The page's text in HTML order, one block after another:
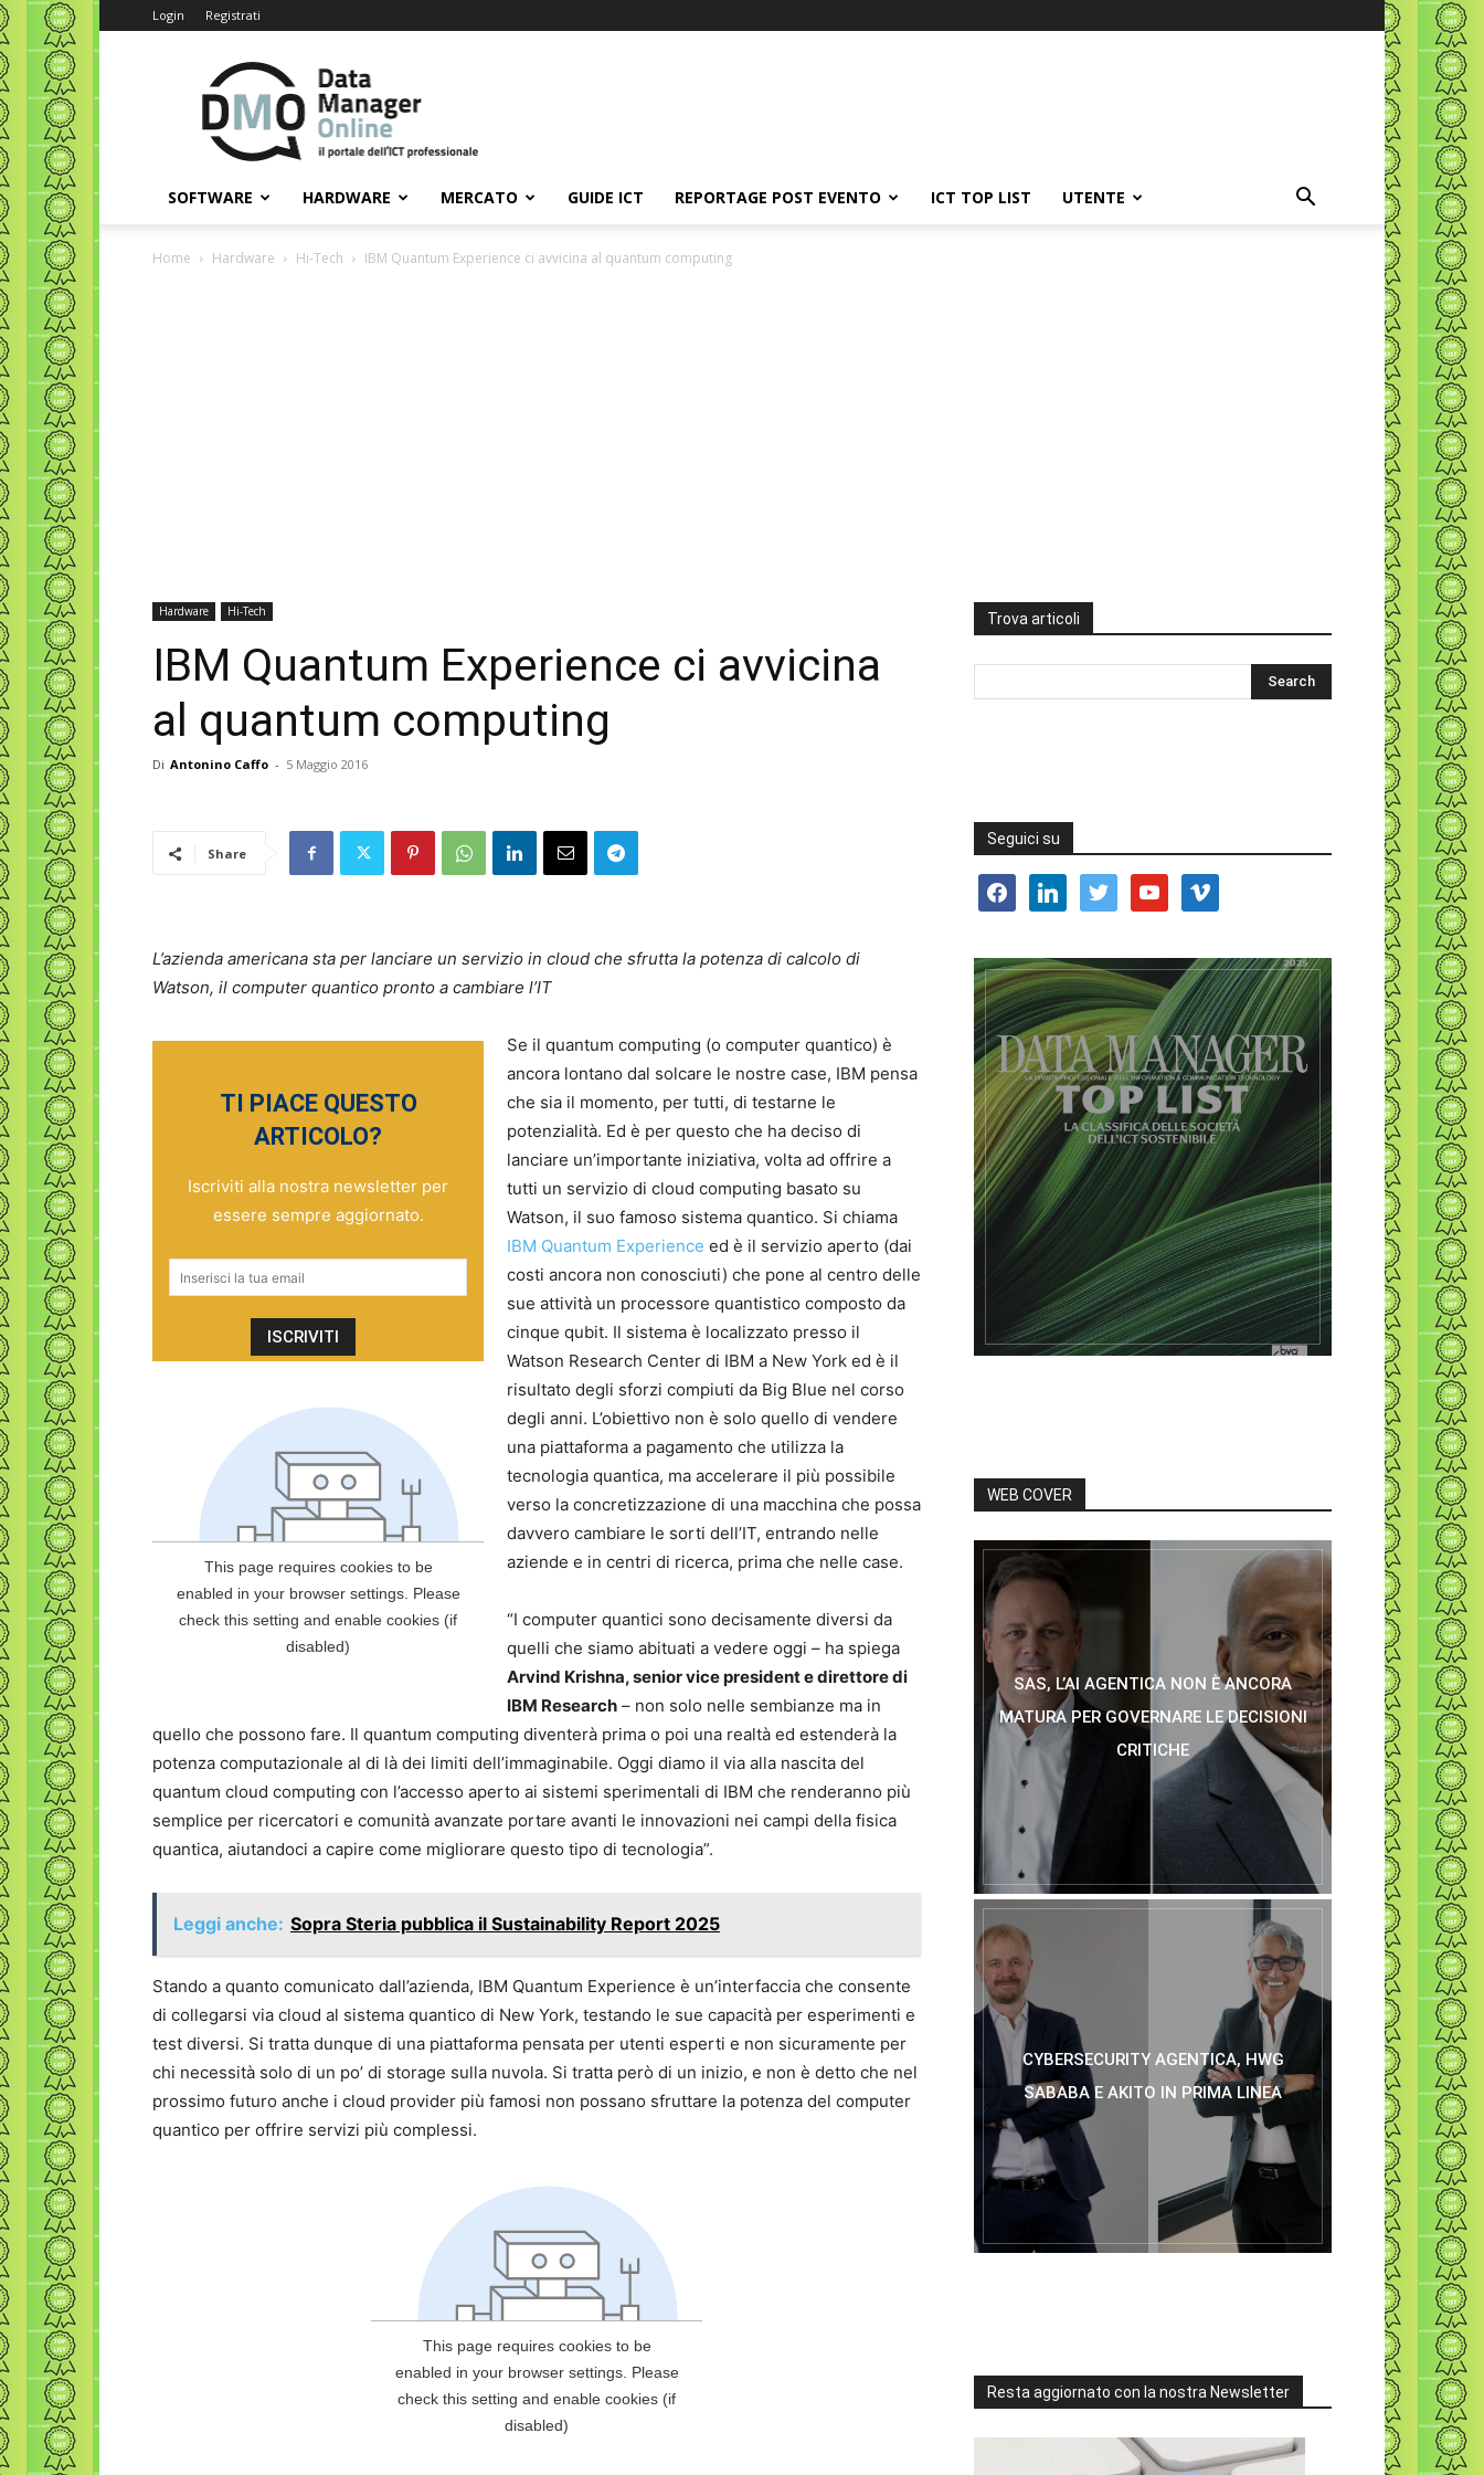
Login Registrati
Data
Manager
Online
SOFTWARE HARDWARE MERCATO GUIDE ICT REPORTAGE POST EVENTO ICT TOP LIST UTENTE
Home Hardware Hi-Tech IBM Quantum Experience ci avvicina al quantum computing
Hardware Hi-Tech
IBM Quantum Experience ci avvicina
al quantum computing
Di Antonino Caffo - 5 Maggio 2016
Share
L’azienda americana sta per lanciare un servizio in cloud che sfrutta la potenza di calcolo di
Watson, il computer quantico pronto a cambiare l’IT
TI PIACE QUESTO
ARTICOLO?
Iscriviti alla nostra newsletter per
essere sempre aggiornato.
Se il quantum computing (o computer quantico) è
ancora lontano dal solcare le nostre case, IBM pensa
che sia il momento, per tutti, di testarne le
potenzialità. Ed è per questo che ha deciso di
lanciare un’importante iniziativa, volta ad offrire a
tutti un servizio di cloud computing basato su
Watson, il suo famoso sistema quantico. Si chiama
IBM Quantum Experience ed è il servizio aperto (dai
costi ancora non conosciuti) che pone al centro delle
sue attività un processore quantistico composto da
cinque qubit. Il sistema è localizzato presso il
Watson Research Center di IBM a New York ed è il
risultato degli sforzi compiuti da Big Blue nel corso
degli anni. L’obiettivo non è solo quello di vendere
una piattaforma a pagamento che utilizza la
tecnologia quantica, ma accelerare il più possibile
verso la concretizzazione di una macchina che possa
davvero cambiare le sorti dell’IT, entrando nelle
aziende e in centri di ricerca, prima che nelle case.
“I computer quantici sono decisamente diversi da
quelli che siamo abituati a vedere oggi – ha spiega
Arvind Krishna, senior vice president e direttore di
IBM Research – non solo nelle sembianze ma in
quello che possono fare. Il quantum computing diventerà prima o poi una realtà ed estenderà la
potenza computazionale al di là dei limiti dell’immaginabile. Oggi diamo il via alla nascita del
quantum cloud computing con l’accesso aperto ai sistemi sperimentali di IBM che renderanno più
semplice per ricercatori e comunità avanzate portare avanti le innovazioni nei campi della fisica
quantica, aiutandoci a capire come migliorare questo tipo di tecnologia”.
Leggi anche: Sopra Steria pubblica il Sustainability Report 2025
Stando a quanto comunicato dall’azienda, IBM Quantum Experience è un’interfaccia che consente
di collegarsi via cloud al sistema quantico di New York, testando le sue capacità per esperimenti e
test diversi. Si tratta dunque di una piattaforma pensata per utenti esperti e non sicuramente per
chi necessità solo di un po’ di storage sulla nuvola. Si tratta però di un inizio, e non è detto che nel
prossimo futuro anche i cloud provider più famosi non possano sfruttare la potenza del computer
quantico per offrire servizi più complessi.
Trova articoli
Seguici su
facebooklinkedin twitter youtube vimeo
WEB COVER
SAS, L’AI AGENTICA NON È ANCORA
MATURA PER GOVERNARE LE DECISIONI
CRITICHE
CYBERSECURITY AGENTICA, HWG
SABABA E AKITO IN PRIMA LINEA
Resta aggiornato con la nostra Newsletter